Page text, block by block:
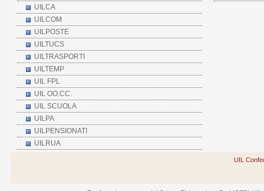
UILCA
UILCOM
UILPOSTE
UILTUCS
UILTRASPORTI
UILTEMP
UIL FPL
UIL OO.CC.
UIL SCUOLA
UILPA
UILPENSIONATI
UILRUA
UIL